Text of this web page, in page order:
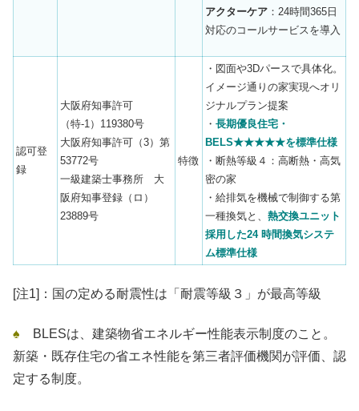
アクターケア ：24時間365日
対応のコールサービスを導入
認可登
録
大阪府知事許可
（特-1）119380号
大阪府知事許可（3）第
53772号
一級建築士事務所 大
阪府知事登録（ロ）
23889号
特徴
・図面や3Dパースで具体化。
イメージ通りの家実現へオリ
ジナルプラン提案
・ 長期優良住宅・
BELS★★★★★を標準仕様
・断熱等級４：高断熱・高気
密の家
・給排気を機械で制御する第
一種換気と、 熱交換ユニット
採用した24 時間換気システ
ム標準仕様
[注1]：国の定める耐震性は「耐震等級３」が最高等級
♠
BLESは、建築物省エネルギー性能表示制度のこと。
新築・既存住宅の省エネ性能を第三者評価機関が評価、認
定する制度。